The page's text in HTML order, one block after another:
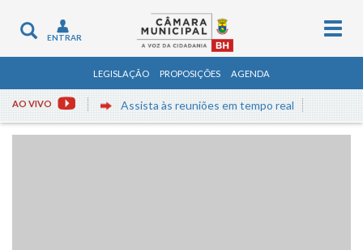
Toggle
navigation
ENTRAR
LEGISLAÇÃO PROPOSIÇÕES AGENDA
AO VIVO Assista às reuniões em tempo real